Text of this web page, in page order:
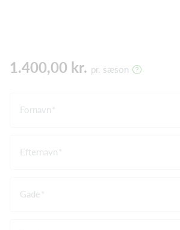
1.400,00 kr. pr. sæson
Fornavn
Efternavn
Gade